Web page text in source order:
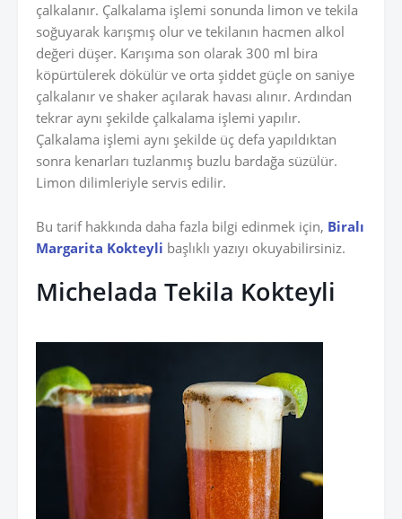
çalkalanır. Çalkalama işlemi sonunda limon ve tekila
soğuyarak karışmış olur ve tekilanın hacmen alkol
değeri düşer. Karışıma son olarak 300 ml bira
köpürtülerek dökülür ve orta şiddet güçle on saniye
çalkalanır ve shaker açılarak havası alınır. Ardından
tekrar aynı şekilde çalkalama işlemi yapılır.
Çalkalama işlemi aynı şekilde üç defa yapıldıktan
sonra kenarları tuzlanmış buzlu bardağa süzülür.
Limon dilimleriyle servis edilir.
Bu tarif hakkında daha fazla bilgi edinmek için, Biralı
Margarita Kokteyli başlıklı yazıyı okuyabilirsiniz.
Michelada Tekila Kokteyli